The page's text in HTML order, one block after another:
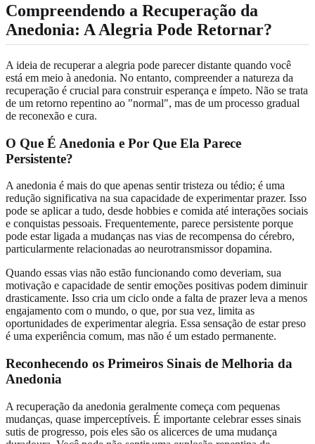
Compreendendo a Recuperação da
Anedonia: A Alegria Pode Retornar?
A ideia de recuperar a alegria pode parecer distante quando você
está em meio à anedonia. No entanto, compreender a natureza da
recuperação é crucial para construir esperança e ímpeto. Não se trata
de um retorno repentino ao "normal", mas de um processo gradual
de reconexão e cura.
O Que É Anedonia e Por Que Ela Parece
Persistente?
A anedonia é mais do que apenas sentir tristeza ou tédio; é uma
redução significativa na sua capacidade de experimentar prazer. Isso
pode se aplicar a tudo, desde hobbies e comida até interações sociais
e conquistas pessoais. Frequentemente, parece persistente porque
pode estar ligada a mudanças nas vias de recompensa do cérebro,
particularmente relacionadas ao neurotransmissor dopamina.
Quando essas vias não estão funcionando como deveriam, sua
motivação e capacidade de sentir emoções positivas podem diminuir
drasticamente. Isso cria um ciclo onde a falta de prazer leva a menos
engajamento com o mundo, o que, por sua vez, limita as
oportunidades de experimentar alegria. Essa sensação de estar preso
é uma experiência comum, mas não é um estado permanente.
Reconhecendo os Primeiros Sinais de Melhoria da
Anedonia
A recuperação da anedonia geralmente começa com pequenas
mudanças, quase imperceptíveis. É importante celebrar esses sinais
sutis de progresso, pois eles são os alicerces de uma mudança